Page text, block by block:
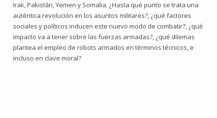
Irak, Pakistán, Yemen y Somalia. ¿Hasta qué punto se trata una
auténtica revolución en los asuntos militares?, ¿qué factores
sociales y políticos inducen este nuevo modo de combatir?, ¿qué
impacto va a tener sobre las fuerzas armadas?, ¿qué dilemas
plantea el empleo de robots armados en términos técnicos, e
incluso en clave moral?